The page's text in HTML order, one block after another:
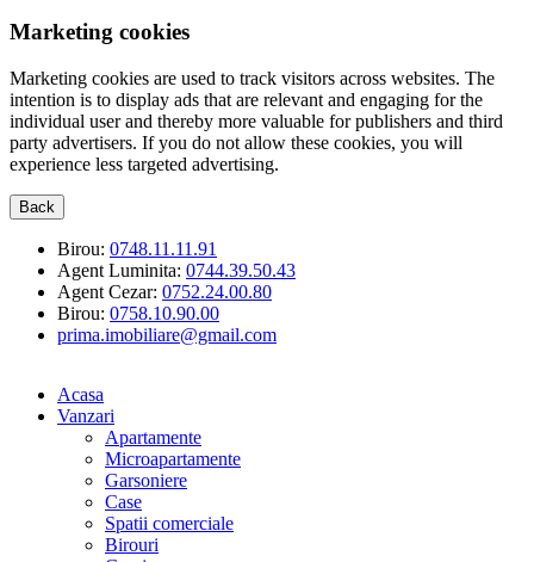
Marketing cookies
Marketing cookies are used to track visitors across websites. The
intention is to display ads that are relevant and engaging for the
individual user and thereby more valuable for publishers and third
party advertisers. If you do not allow these cookies, you will
experience less targeted advertising.
Back
Birou: 0748.11.11.91
Agent Luminita: 0744.39.50.43
Agent Cezar: 0752.24.00.80
Birou: 0758.10.90.00
prima.imobiliare@gmail.com
Acasa
Vanzari
Apartamente
Microapartamente
Garsoniere
Case
Spatii comerciale
Birouri